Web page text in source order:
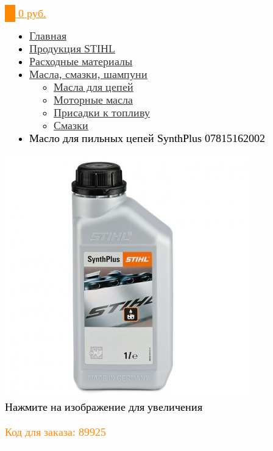
0 руб.
Главная
Продукция STIHL
Расходные материалы
Масла, смазки, шампуни
Масла для цепей
Моторные масла
Присадки к топливу
Смазки
Масло для пильных цепей SynthPlus 07815162002
Нажмите на изображение для увеличения
Код для заказа: 89925